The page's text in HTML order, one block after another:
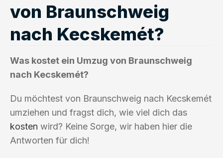
von Braunschweig
nach Kecskemét?
Was kostet ein Umzug von Braunschweig
nach Kecskemét?
Du möchtest von Braunschweig nach Kecskemét
umziehen und fragst dich, wie viel dich das
kosten wird? Keine Sorge, wir haben hier die
Antworten für dich!